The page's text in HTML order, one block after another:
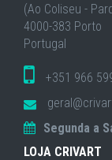
(Ao Coliseu -
4000-383 Porto
Portugal
+351 966
Segunda a
LOJA CRIVART